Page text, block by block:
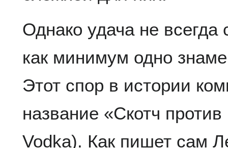
Однако удача не
как минимум одно
Этот спор в истории
название «Скотч
Vodka). Как пишет сам